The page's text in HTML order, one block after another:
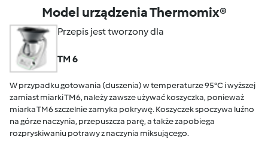
Model urządzenia Thermomix®
Przepis jest tworzony dla
TM 6
W przypadku gotowania (duszenia) w temperaturze 95°C i wyższej
zamiast miarki TM6, należy zawsze używać koszyczka, ponieważ
miarka TM6 szczelnie zamyka pokrywę. Koszyczek spoczywa luźno
na górze naczynia, przepuszcza parę, a także zapobiega
rozpryskiwaniu potrawy z naczynia miksującego.